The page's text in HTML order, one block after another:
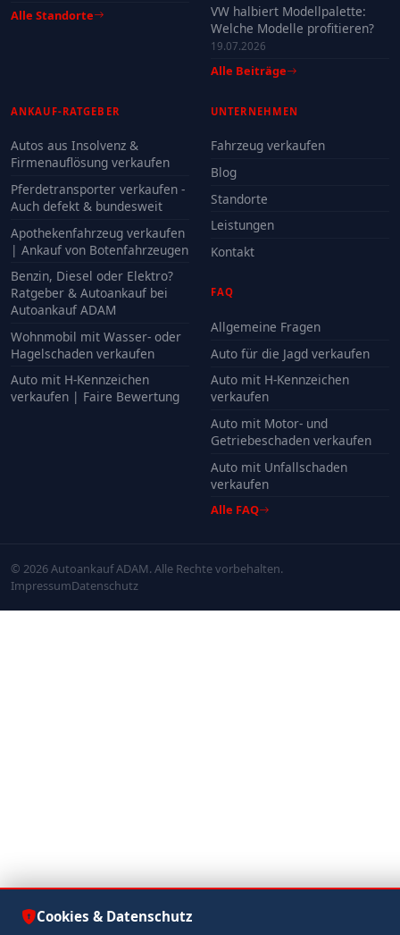
Alle Standorte
VW halbiert Modellpalette:
Welche Modelle profitieren?
19.07.2026
Alle Beiträge
ANKAUF-RATGEBER
Autos aus Insolvenz &
Firmenauflösung verkaufen
Pferdetransporter verkaufen -
Auch defekt & bundesweit
Apothekenfahrzeug verkaufen
| Ankauf von Botenfahrzeugen
Benzin, Diesel oder Elektro?
Ratgeber & Autoankauf bei
Autoankauf ADAM
Wohnmobil mit Wasser- oder
Hagelschaden verkaufen
Auto mit H-Kennzeichen
verkaufen | Faire Bewertung
UNTERNEHMEN
Fahrzeug verkaufen
Blog
Standorte
Leistungen
Kontakt
FAQ
Allgemeine Fragen
Auto für die Jagd verkaufen
Auto mit H-Kennzeichen
verkaufen
Auto mit Motor- und
Getriebeschaden verkaufen
Auto mit Unfallschaden
verkaufen
Alle FAQ
© 2026 Autoankauf ADAM. Alle Rechte vorbehalten.
ImpressumDatenschutz
Cookies & Datenschutz